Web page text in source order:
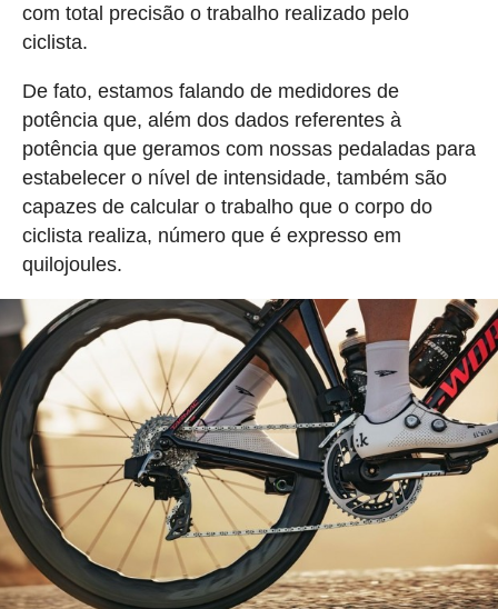
com total precisão o trabalho realizado pelo
ciclista.
De fato, estamos falando de medidores de
potência que, além dos dados referentes à
potência que geramos com nossas pedaladas para
estabelecer o nível de intensidade, também são
capazes de calcular o trabalho que o corpo do
ciclista realiza, número que é expresso em
quilojoules.